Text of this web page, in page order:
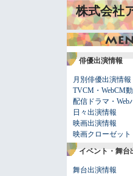
株式会社
俳優出演情報
月別俳優出演情報
TVCM・WebCM
配信ドラマ・Web
日々出演情報
映画出演情報
映画クローゼット
イベント・舞台
舞台出演情報